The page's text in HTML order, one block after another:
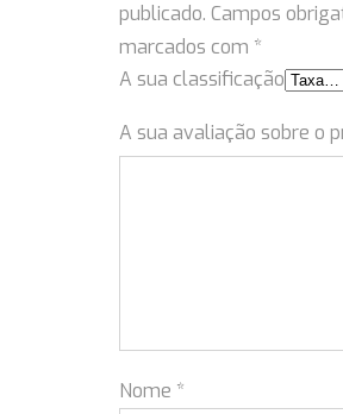
publicado. Campos
marcados com *
A sua classificação
A sua avaliação sobre o
Nome *